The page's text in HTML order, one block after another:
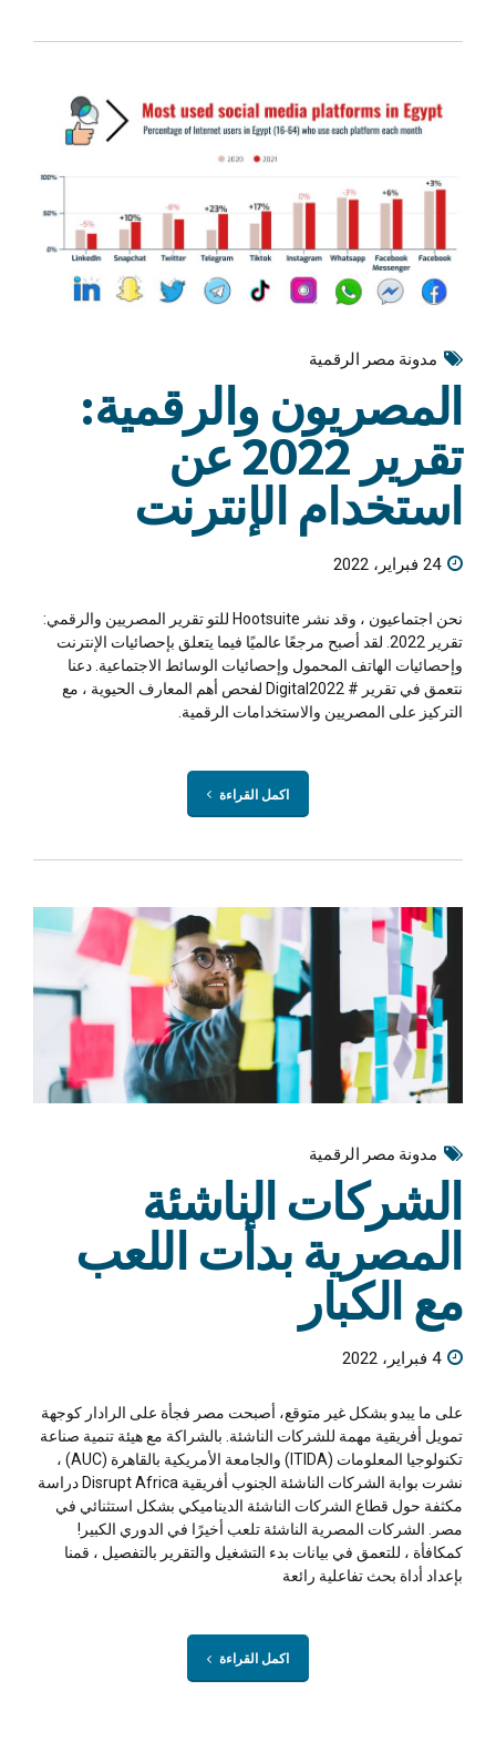
مدونة مصر الرقمية
المصريون والرقمية:
تقرير 2022 عن
استخدام الإنترنت
24 فبراير، 2022
نحن اجتماعيون ، وقد نشر Hootsuite للتو تقرير المصريين والرقمي:
تقرير 2022. لقد أصبح مرجعًا عالميًا فيما يتعلق بإحصائيات الإنترنت
وإحصائيات الهاتف المحمول وإحصائيات الوسائط الاجتماعية. دعنا
نتعمق في تقرير # Digital2022 لفحص أهم المعارف الحيوية ، مع
التركيز على المصريين والاستخدامات الرقمية.
اكمل القراءة
مدونة مصر الرقمية
الشركات الناشئة
المصرية بدأت اللعب
مع الكبار
4 فبراير، 2022
على ما يبدو بشكل غير متوقع، أصبحت مصر فجأة على الرادار كوجهة
تمويل أفريقية مهمة للشركات الناشئة. بالشراكة مع هيئة تنمية صناعة
تكنولوجيا المعلومات (ITIDA) والجامعة الأمريكية بالقاهرة (AUC) ،
نشرت بوابة الشركات الناشئة الجنوب أفريقية Disrupt Africa دراسة
مكثفة حول قطاع الشركات الناشئة الديناميكي بشكل استثنائي في
مصر. الشركات المصرية الناشئة تلعب أخيرًا في الدوري الكبير!
كمكافأة ، للتعمق في بيانات بدء التشغيل والتقرير بالتفصيل ، قمنا
بإعداد أداة بحث تفاعلية رائعة
اكمل القراءة